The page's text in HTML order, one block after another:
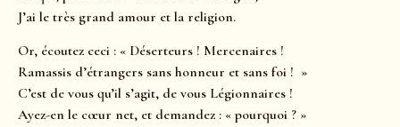
J’ai le très grand amour et la religion.
Or, écoutez ceci : « Déserteurs ! Mercenaires !
Ramassis d’étrangers sans honneur et sans foi ! »
C’est de vous qu’il s’agit, de vous Légionnaires !
Ayez-en le cœur net, et demandez : « pourquoi ? »